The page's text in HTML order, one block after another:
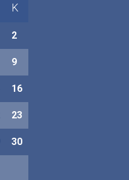
Κ
2
9
16
23
30